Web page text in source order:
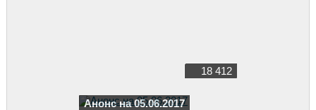
18 412
Анонс на 05.06.2017